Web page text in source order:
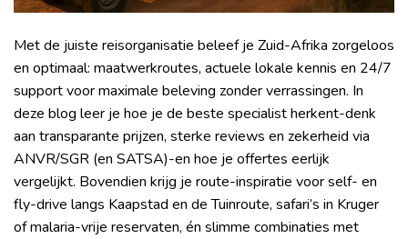
Met de juiste reisorganisatie beleef je Zuid-Afrika zorgeloos
en optimaal: maatwerkroutes, actuele lokale kennis en 24/7
support voor maximale beleving zonder verrassingen. In
deze blog leer je hoe je de beste specialist herkent-denk
aan transparante prijzen, sterke reviews en zekerheid via
ANVR/SGR (en SATSA)-en hoe je offertes eerlijk
vergelijkt. Bovendien krijg je route-inspiratie voor self- en
fly-drive langs Kaapstad en de Tuinroute, safari’s in Kruger
of malaria-vrije reservaten, én slimme combinaties met